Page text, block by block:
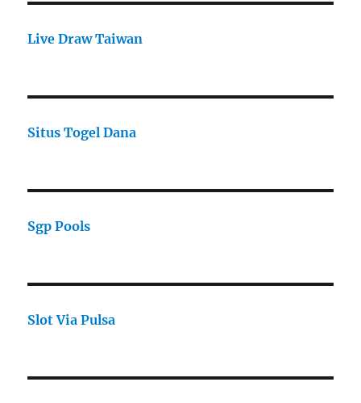
Live Draw Taiwan
Situs Togel Dana
Sgp Pools
Slot Via Pulsa